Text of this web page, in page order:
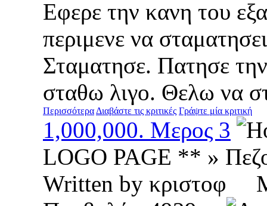
Εφερε την κανη του
περιμενε να
Σταματησε. Πατησε
σταθω λιγο. Θελω να
Περισσότερα Διαβάστε τις κριτικές Γράψτε μία κριτική
1,000,000. Μερος 3
LOGO PAGE ** »
Written by κριστοφ